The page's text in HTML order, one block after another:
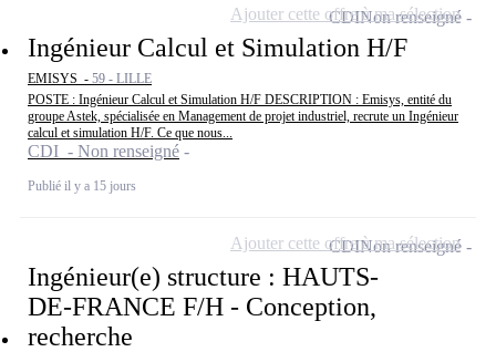
Ingénieur Calcul et Simulation H/F
EMISYS - 59 - LILLE
POSTE : Ingénieur Calcul et Simulation H/F DESCRIPTION : Emisys, entité du
groupe Astek, spécialisée en Management de projet industriel, recrute un Ingénieur
calcul et simulation H/F. Ce que nous...
CDI - Non renseigné
Publié il y a 15 jours
CDINon renseigné
Ajouter cette offre à ma sélection
Ingénieur(e) structure : HAUTS-
DE-FRANCE F/H - Conception,
recherche
CDINon renseigné
Ajouter cette offre à ma sélection